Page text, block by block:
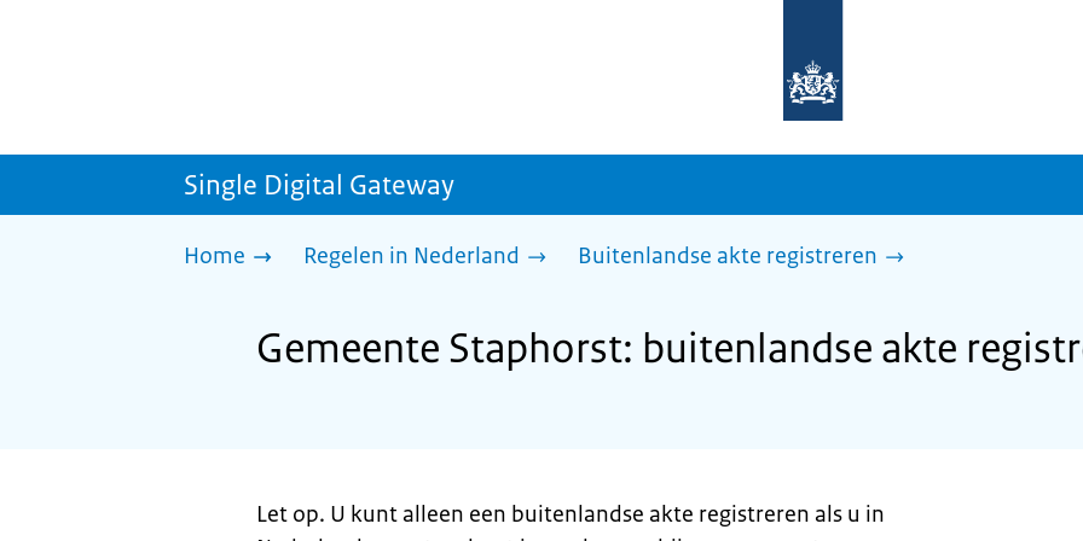
homepage
sdg.rijksoverheid.nl
Single Digital Gateway
Home Regelen in Nederland Buitenlandse akte registreren
Gemeente Staphorst: buitenlandse akte
Let op. U kunt alleen een buitenlandse akte registreren als u in